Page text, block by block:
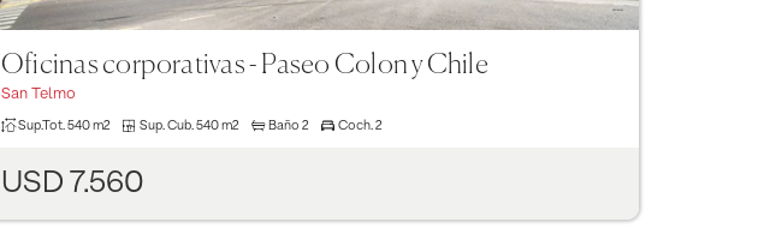
Oficinas corporativas - Paseo Colon y Chile
San Telmo
Sup.Tot. 540 m2 Sup. Cub. 540 m2 Baño 2 Coch. 2
USD 7.560